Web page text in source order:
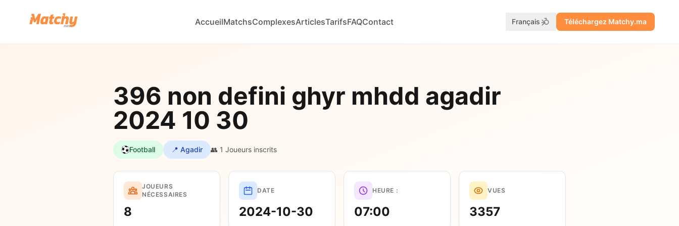
AccueilMatchsComplexesArticlesTarifsFAQContact Français Téléchargez Matchy.ma
396 non defini ghyr mhdd agadir
2024 10 30
Football 📍 Agadir 👥 1 Joueurs inscrits
JOUEURS
NÉCESSAIRES
8
DATE
2024-10-30
HEURE :
07:00
VUES
3357